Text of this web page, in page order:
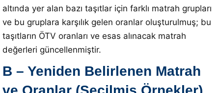
altında yer alan bazı taşıtlar için farklı matrah grupları
ve bu gruplara karşılık gelen oranlar oluşturulmuş; bu
taşıtların ÖTV oranları ve esas alınacak matrah
değerleri güncellenmiştir.
B – Yeniden Belirlenen Matrah